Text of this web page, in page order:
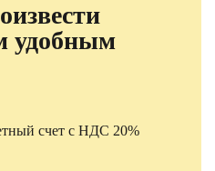
удобным
счет с НДС 20%